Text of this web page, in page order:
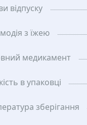
відпуску
з їжею
медикамент
в упаковці
зберiгання